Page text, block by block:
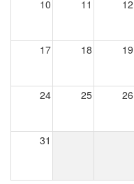
10 11 12
17 18 19
24 25 26
31